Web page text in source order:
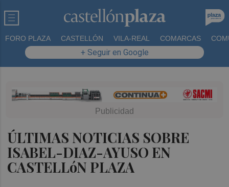
FORO PLAZA CASTELLÓN VILA-REAL COMARCAS
+ Seguir en Google
ÚLTIMAS NOTICIAS SOBRE
ISABEL-DIAZ-AYUSO EN
CASTELLóN PLAZA